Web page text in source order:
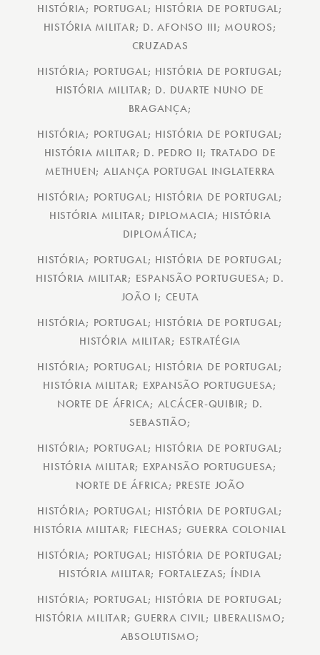
HISTÓRIA; PORTUGAL; HISTÓRIA DE PORTUGAL;
HISTÓRIA MILITAR; D. AFONSO III; MOUROS;
CRUZADAS
HISTÓRIA; PORTUGAL; HISTÓRIA DE PORTUGAL;
HISTÓRIA MILITAR; D. DUARTE NUNO DE
BRAGANÇA;
HISTÓRIA; PORTUGAL; HISTÓRIA DE PORTUGAL;
HISTÓRIA MILITAR; D. PEDRO II; TRATADO DE
METHUEN; ALIANÇA PORTUGAL INGLATERRA
HISTÓRIA; PORTUGAL; HISTÓRIA DE PORTUGAL;
HISTÓRIA MILITAR; DIPLOMACIA; HISTÓRIA
DIPLOMÁTICA;
HISTÓRIA; PORTUGAL; HISTÓRIA DE PORTUGAL;
HISTÓRIA MILITAR; ESPANSÃO PORTUGUESA; D.
JOÃO I; CEUTA
HISTÓRIA; PORTUGAL; HISTÓRIA DE PORTUGAL;
HISTÓRIA MILITAR; ESTRATÉGIA
HISTÓRIA; PORTUGAL; HISTÓRIA DE PORTUGAL;
HISTÓRIA MILITAR; EXPANSÃO PORTUGUESA;
NORTE DE ÁFRICA; ALCÁCER-QUIBIR; D.
SEBASTIÃO;
HISTÓRIA; PORTUGAL; HISTÓRIA DE PORTUGAL;
HISTÓRIA MILITAR; EXPANSÃO PORTUGUESA;
NORTE DE ÁFRICA; PRESTE JOÃO
HISTÓRIA; PORTUGAL; HISTÓRIA DE PORTUGAL;
HISTÓRIA MILITAR; FLECHAS; GUERRA COLONIAL
HISTÓRIA; PORTUGAL; HISTÓRIA DE PORTUGAL;
HISTÓRIA MILITAR; FORTALEZAS; ÍNDIA
HISTÓRIA; PORTUGAL; HISTÓRIA DE PORTUGAL;
HISTÓRIA MILITAR; GUERRA CIVIL; LIBERALISMO;
ABSOLUTISMO;